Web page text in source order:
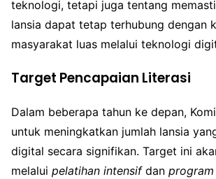
teknologi, tetapi juga tentang
lansia dapat tetap terhubung dengan
masyarakat luas melalui teknologi
Target Pencapaian Literasi
Dalam beberapa tahun ke depan,
untuk meningkatkan jumlah lansia
digital secara signifikan. Target ini
melalui pelatihan intensifdan